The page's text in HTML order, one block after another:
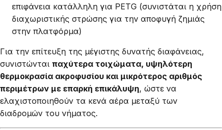
επιφάνεια κατάλληλη για PETG (συνιστάται η χρήση
διαχωριστικής στρώσης για την αποφυγή ζημιάς
στην πλατφόρμα)
Για την επίτευξη της μέγιστης δυνατής διαφάνειας,
συνιστώνται παχύτερα τοιχώματα, υψηλότερη
θερμοκρασία ακροφυσίου και μικρότερος αριθμός
περιμέτρων με επαρκή επικάλυψη, ώστε να
ελαχιστοποιηθούν τα κενά αέρα μεταξύ των
διαδρομών του νήματος.